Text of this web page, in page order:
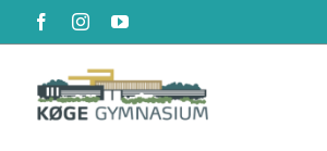
content
FacebookInstagramYouTube